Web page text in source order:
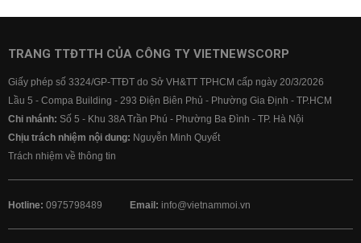
TRANG TTĐTTH CỦA CÔNG TY VIETNEWSCORP
Giấy phép số 3324/GP-TTĐT do Sở VH&TT TPHCM cấp ngày 20/3/2026
Lầu 5 - Compa Building - 293 Điện Biên Phủ - Phường Gia Định - TP.HCM
Chi nhánh: Số 5 - Khu 38A Trần Phú - Phường Ba Đình - TP. Hà Nội
Chịu trách nhiệm nội dung: Nguyễn Minh Quyết
Trách nhiệm về thông tin
Hotline: 0975798489 Email: info@vietnammoi.vn